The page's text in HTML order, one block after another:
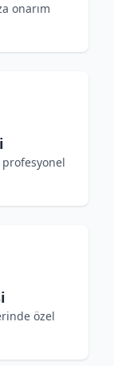
onarım
profesyonel
özel